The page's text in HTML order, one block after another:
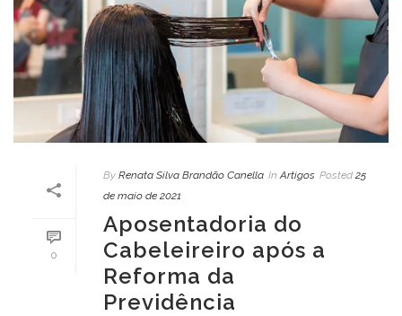
0
By Renata Silva Brandão Canella In Artigos Posted 25
de maio de 2021
Aposentadoria do
Cabeleireiro após a
Reforma da
Previdência